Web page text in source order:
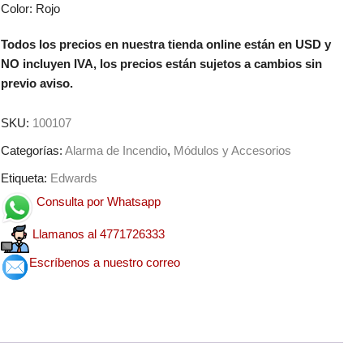
Color: Rojo
Todos los precios en nuestra tienda online están en USD y
NO incluyen IVA, los precios están sujetos a cambios sin
previo aviso.
SKU: 100107
Categorías: Alarma de Incendio, Módulos y Accesorios
Etiqueta: Edwards
Consulta por Whatsapp
Llamanos al 4771726333
Escríbenos a nuestro correo